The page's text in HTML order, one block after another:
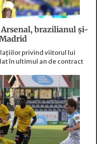
brazilianul și-
privind viitorul lui
în ultimul an de contract